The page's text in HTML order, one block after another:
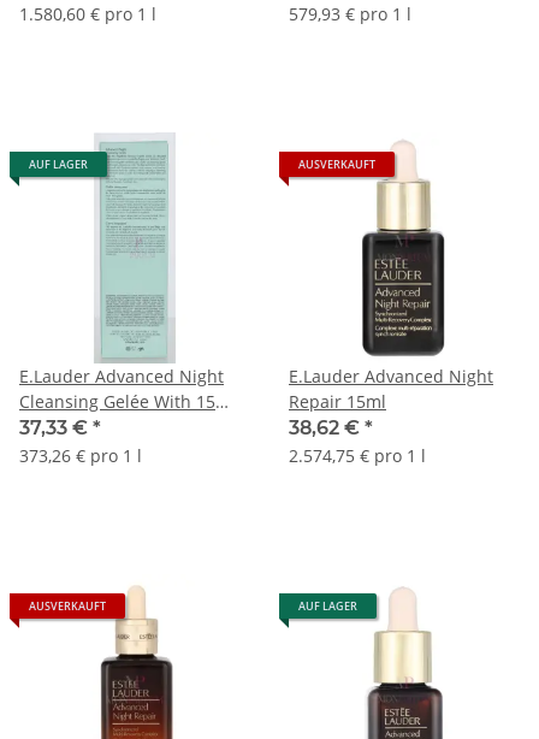
1.580,60 € pro 1 l
579,93 € pro 1 l
AUF LAGER
E.Lauder Advanced Night
Cleansing Gelée With 15
Amino Acids 100ml
37,33 € *
373,26 € pro 1 l
AUSVERKAUFT
E.Lauder Advanced Night
Repair 15ml
38,62 € *
2.574,75 € pro 1 l
AUSVERKAUFT AUF LAGER